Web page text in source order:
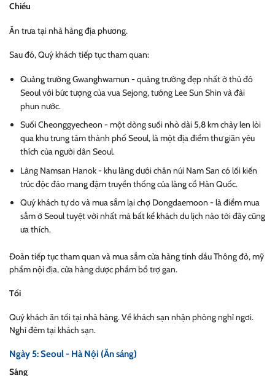
Chiều
Ăn trưa tại nhà hàng địa phương.
Sau đó,Quý khách tiếp tục tham quan:
Quảng trường Gwanghwamun - quảng trường đẹp nhất ở thủ đô
Seoul với bức tượng của vua Sejong, tướng Lee Sun Shin và đài
phun nước.
Suối Cheonggyecheon - một dòng suối nhỏ dài 5,8 km chảy len lỏi
qua khu trung tâm thành phố Seoul, là một địa điểm thư giãn yêu
thích của người dân Seoul.
Làng Namsan Hanok - khu làng dưới chân núi Nam San có lối kiến
trúc độc đáo mang đậm truyền thống của làng cổ Hàn Quốc.
Quý khách tự do và mua sắm lại chợ Dongdaemoon - là điểm mua
sắm ở Seoul tuyệt vời nhất mà bất kể khách du lịch nào tới đây cũng
ưa thích.
Đoàn tiếp tục tham quan và mua sắm cửa hàng tinh dầu Thông đỏ, mỹ
phẩm nội địa, cửa hàng dược phẩm bổ trợ gan.
Tối
Quý khách ăn tối tại nhà hàng. Về khách sạn nhận phòng nghỉ ngơi.
Nghỉ đêm tại khách sạn.
Ngày 5: Seoul - Hà Nội (Ăn sáng)
Sáng